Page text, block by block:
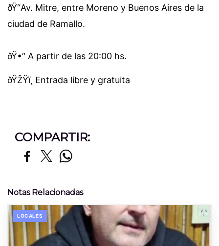
ðŸ“Av. Mitre, entre Moreno y Buenos Aires de la
ciudad de Ramallo.
ðŸ•“ A partir de las 20:00 hs.
ðŸŽŸï¸ Entrada libre y gratuita
COMPARTIR:
Notas Relacionadas
LOCALES